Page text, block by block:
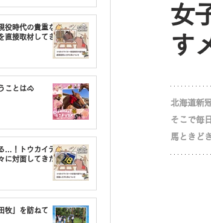
役時代の貴重な
直接取材してき
ことは🐴
…！トウカイテ
に対面してきた
牧」を訪ねて
引退馬コレクション
女
す
北海道新
そこで毎
馬ときど